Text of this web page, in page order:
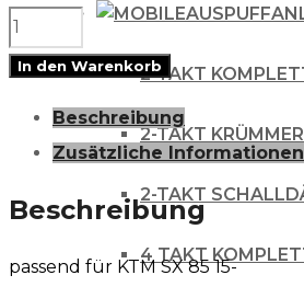
2-TAKT
2-TAKT KRÜMMER
2-TAKT
4 TAKT
Bremsbolzen
Set
85
Menge
In den Warenkorb
Beschreibung
Zusätzliche Informationen
Beschreibung
passend für KTM SX 85 15-